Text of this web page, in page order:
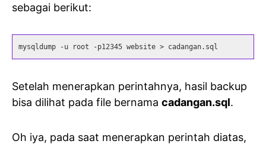
sebagai berikut:
mysqldump -u root -p12345 website > cadangan.sql
Setelah menerapkan perintahnya, hasil backup
bisa dilihat pada file bernama cadangan.sql.
Oh iya, pada saat menerapkan perintah diatas,